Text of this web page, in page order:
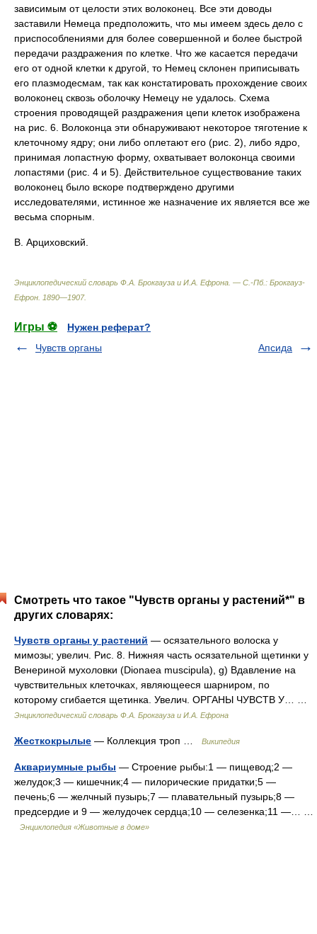
зависимым от целости этих волоконец. Все эти доводы
заставили Немеца предположить, что мы имеем здесь дело с
приспособлениями для более совершенной и более быстрой
передачи раздражения по клетке. Что же касается передачи
его от одной клетки к другой, то Немец склонен приписывать
его плазмодесмам, так как констатировать прохождение своих
волоконец сквозь оболочку Немецу не удалось. Схема
строения проводящей раздражения цепи клеток изображена
на рис. 6. Волоконца эти обнаруживают некоторое тяготение к
клеточному ядру; они либо оплетают его (рис. 2), либо ядро,
принимая лопастную форму, охватывает волоконца своими
лопастями (рис. 4 и 5). Действительное существование таких
волоконец было вскоре подтверждено другими
исследователями, истинное же назначение их является все же
весьма спорным.
В. Арциховский.
Энциклопедический словарь Ф.А. Брокгауза и И.А. Ефрона. — С.-Пб.: Брокгауз-
Ефрон 1890—1907.
Игры ⚽
Нужен реферат?
Чувств органы
Апсида
Смотреть что такое "Чувств органы у растений*" в
других словарях:
Чувств органы у растений — осязательного волоска у
мимозы; увелич. Рис. 8. Нижняя часть осязательной щетинки у
Венериной мухоловки (Dionaea muscipula), g) Вдавление на
чувствительных клеточках, являющееся шарниром, по
которому сгибается щетинка. Увелич. ОРГАНЫ ЧУВСТВ У… …
Энциклопедический словарь Ф.А. Брокгауза и И.А. Ефрона
Жесткокрылые — Коллекция троп … Википедия
Аквариумные рыбы — Строение рыбы:1 — пищевод;2 —
желудок;3 — кишечник;4 — пилорические придатки;5 —
печень;6 — желчный пузырь;7 — плавательный пузырь;8 —
предсердие и 9 — желудочек сердца;10 — селезенка;11 —… …
Энциклопедия «Животные в доме»